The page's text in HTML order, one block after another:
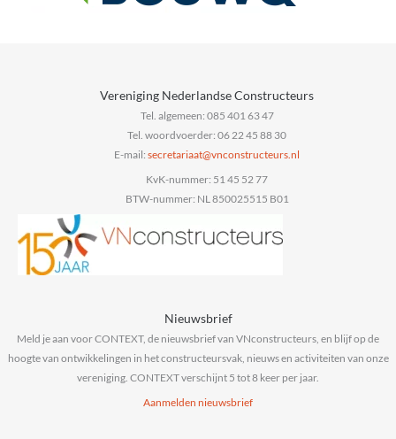
Vereniging Nederlandse Constructeurs
Tel. algemeen: 085 401 63 47
Tel. woordvoerder: 06 22 45 88 30
E-mail:
ln.sruetcurtsnocnv
@taairaterces
KvK-nummer: 51 45 52 77
BTW-nummer: NL 850025515 B01
Nieuwsbrief
Meld je aan voor CONTEXT, de nieuwsbrief van VNconstructeurs, en blijf op de
hoogte van ontwikkelingen in het constructeursvak, nieuws en activiteiten van onze
vereniging. CONTEXT verschijnt 5 tot 8 keer per jaar.
Aanmelden nieuwsbrief